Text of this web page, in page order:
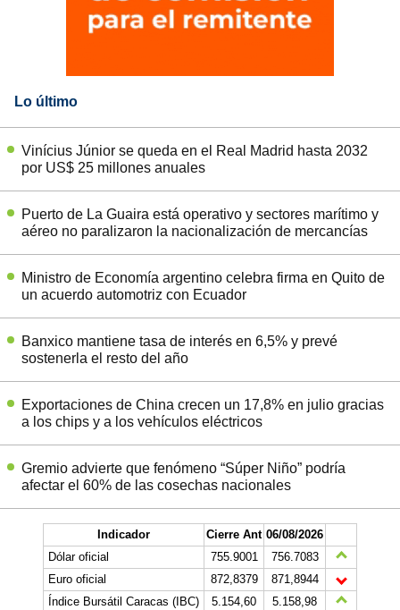
Lo último
Vinícius Júnior se queda en el Real Madrid hasta 2032
por US$ 25 millones anuales
Puerto de La Guaira está operativo y sectores marítimo y
aéreo no paralizaron la nacionalización de mercancías
Ministro de Economía argentino celebra firma en Quito de
un acuerdo automotriz con Ecuador
Banxico mantiene tasa de interés en 6,5% y prevé
sostenerla el resto del año
Exportaciones de China crecen un 17,8% en julio gracias
a los chips y a los vehículos eléctricos
Gremio advierte que fenómeno “Súper Niño” podría
afectar el 60% de las cosechas nacionales
Indicador Cierre Ant 06/08/2026
Dólar oficial
755.9001
756.7083
Euro oficial
872,8379
871,8944
Índice Bursátil Caracas (IBC)
5.154,60
5.158,98